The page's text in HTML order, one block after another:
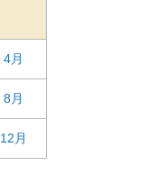
4月
8月
12月